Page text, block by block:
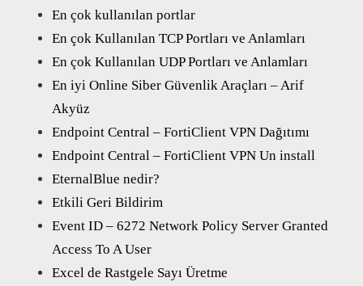
En çok kullanılan portlar
En çok Kullanılan TCP Portları ve Anlamları
En çok Kullanılan UDP Portları ve Anlamları
En iyi Online Siber Güvenlik Araçları – Arif
Akyüz
Endpoint Central – FortiClient VPN Dağıtımı
Endpoint Central – FortiClient VPN Un install
EternalBlue nedir?
Etkili Geri Bildirim
Event ID – 6272 Network Policy Server Granted
Access To A User
Excel de Rastgele Sayı Üretme